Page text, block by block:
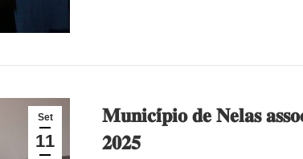
Set
11
𝐌𝐮𝐧𝐢𝐜𝐢́𝐩𝐢𝐨 𝐝𝐞 𝐍𝐞𝐥𝐚𝐬
𝟐𝟎𝟐𝟓